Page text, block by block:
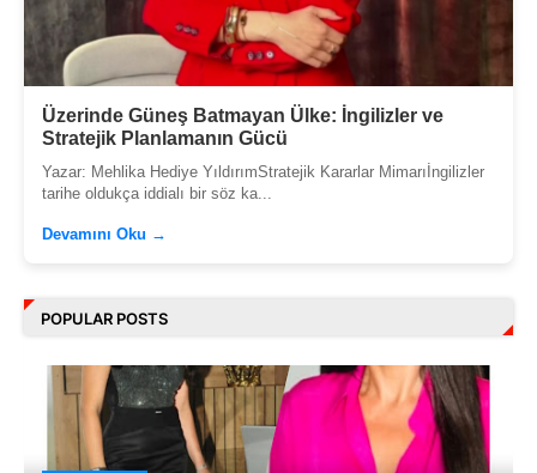
Üzerinde Güneş Batmayan Ülke: İngilizler ve
Stratejik Planlamanın Gücü
Yazar: Mehlika Hediye YıldırımStratejik Kararlar Mimarıİngilizler
tarihe oldukça iddialı bir söz ka...
Devamını Oku →
POPULAR POSTS